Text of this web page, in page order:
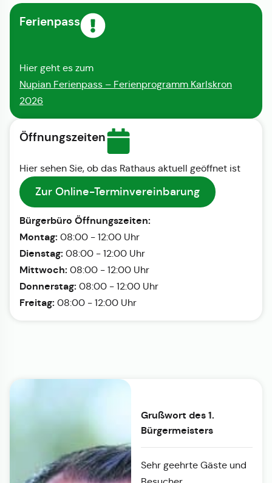
Ferienpass
Hier geht es zum
Nupian Ferienpass – Ferienprogramm Karlskron
2026
Öffnungszeiten
Hier sehen Sie, ob das Rathaus aktuell geöffnet ist
Zur Online-Terminvereinbarung
Bürgerbüro Öffnungszeiten:
Montag: 08:00 - 12:00 Uhr
Dienstag: 08:00 - 12:00 Uhr
Mittwoch: 08:00 - 12:00 Uhr
Donnerstag: 08:00 - 12:00 Uhr
Freitag: 08:00 - 12:00 Uhr
Grußwort des 1.
Bürgermeisters
Sehr geehrte Gäste und